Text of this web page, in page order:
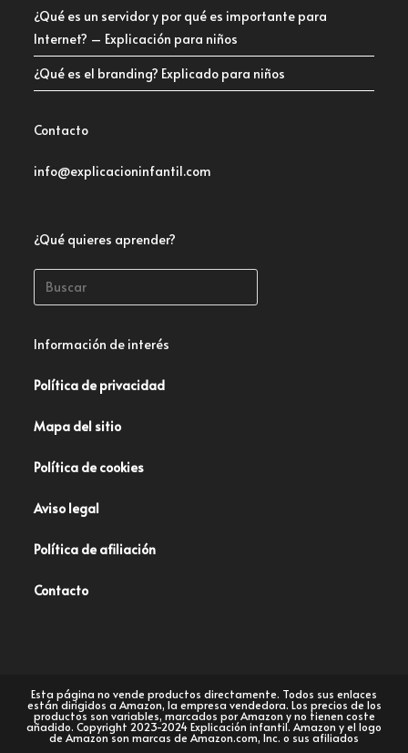
¿Qué es un servidor y por qué es importante para
Internet? – Explicación para niños
¿Qué es el branding? Explicado para niños
Contacto
info@explicacioninfantil.com
¿Qué quieres aprender?
Información de interés
Política de privacidad
Mapa del sitio
Política de cookies
Aviso legal
Política de afiliación
Contacto
Esta página no vende productos directamente. Todos sus enlaces
están dirigidos a Amazon, la empresa vendedora. Los precios de los
productos son variables, marcados por Amazon y no tienen coste
añadido. Copyright 2023-2024 Explicación infantil. Amazon y el logo
de Amazon son marcas de Amazon.com, Inc. o sus afiliados